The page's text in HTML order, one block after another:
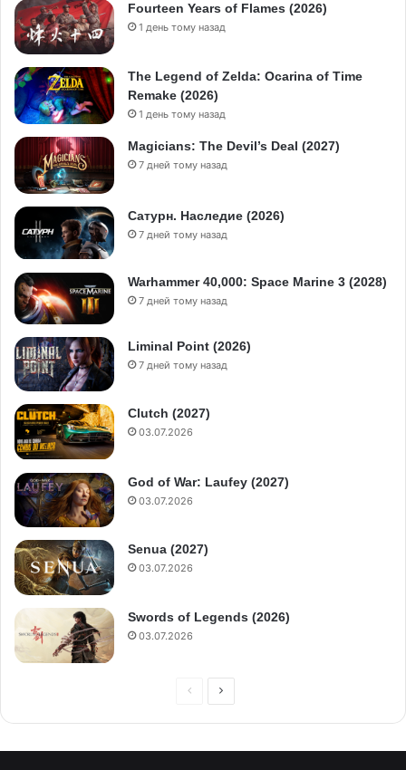
Fourteen Years of Flames (2026)
1 день тому назад
The Legend of Zelda: Ocarina of Time
Remake (2026)
1 день тому назад
Magicians: The Devil’s Deal (2027)
7 дней тому назад
Сатурн. Наследие (2026)
7 дней тому назад
Warhammer 40,000: Space Marine 3 (2028)
7 дней тому назад
Liminal Point (2026)
7 дней тому назад
Clutch (2027)
03.07.2026
God of War: Laufey (2027)
03.07.2026
Senua (2027)
03.07.2026
Swords of Legends (2026)
03.07.2026